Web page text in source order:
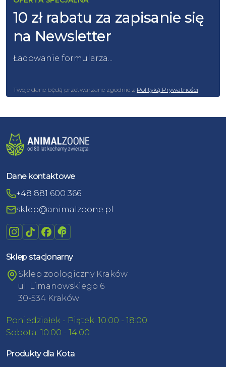
10 zł rabatu za zapisanie się
na Newsletter
Ładowanie formularza...
Twoje dane będą przetwarzane zgodnie z Polityką Prywatności
Dane kontaktowe
+48 881 600 366
sklep@animalzoone.pl
Sklep stacjonarny
Sklep zoologiczny Kraków
ul. Limanowskiego 6
30-534 Kraków
Poniedziałek - Piątek: 10:00 - 18:00
Sobota: 10:00 - 14:00
Produkty dla Kota